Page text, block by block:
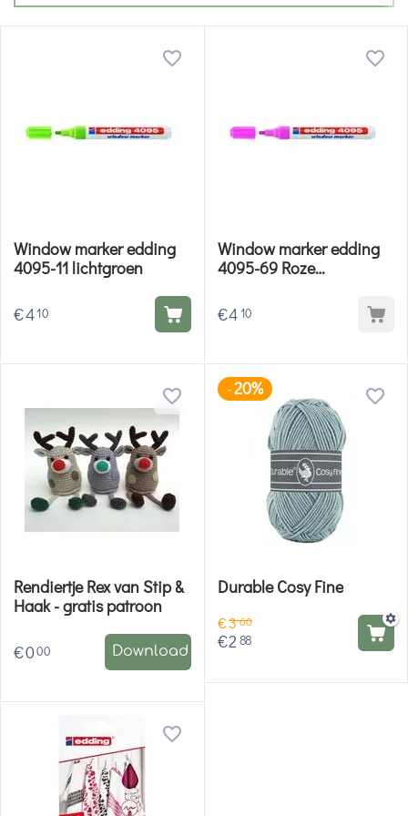
Window marker edding
4095-11 lichtgroen
€410
Window marker edding
4095-69 Roze
€410
Rendiertje Rex van Stip &
Haak - gratis patroon
€000 Download
-20%
Durable Cosy Fine
€360
€2 88